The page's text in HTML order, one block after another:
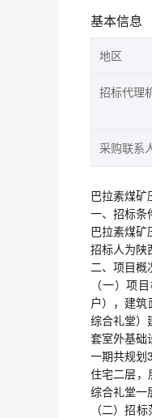
基本信息
地区
招标代理
采购联系
巴拉素煤矿
一、招标条
巴拉素煤矿
招标人为陕
二、项目概
（一）项
户），建
综合礼堂）
套室外基础
一期共规划
住宅二层，
综合礼堂一
（二）招